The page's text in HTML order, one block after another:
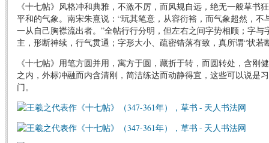
《十七帖》风格冲和典雅，不激不厉，而风规自远，绝无一般草书
平和的气象。南宋朱熹说：“玩其笔意，从容衍裕，而气象超然，不
一从自己胸襟流出者。”全帖行行分明，但左右之间字势相顾；字与
主，形断神续，行气贯通；字形大小、疏密错落有致，真所谓“状若
《十七帖》用笔方圆并用，寓方于圆，藏折于转，而圆转处，含刚
之内，外标冲融而内含清刚，简洁练达而动静得宜，这些可以说是
门。